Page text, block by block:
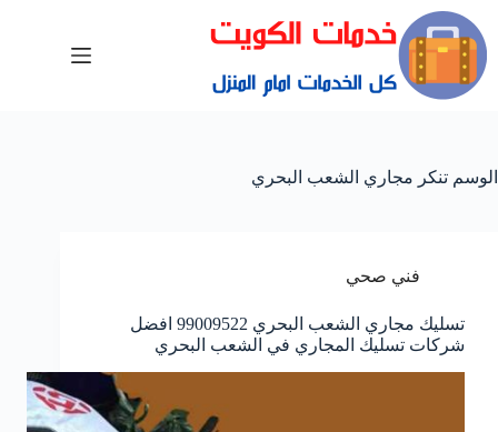
الوسم تنكر مجاري الشعب البحري
فني صحي
تسليك مجاري الشعب البحري 99009522 افضل
شركات تسليك المجاري في الشعب البحري